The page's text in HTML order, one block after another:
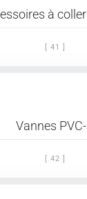
à coller
[ 41 ]
Vannes
[ 42 ]